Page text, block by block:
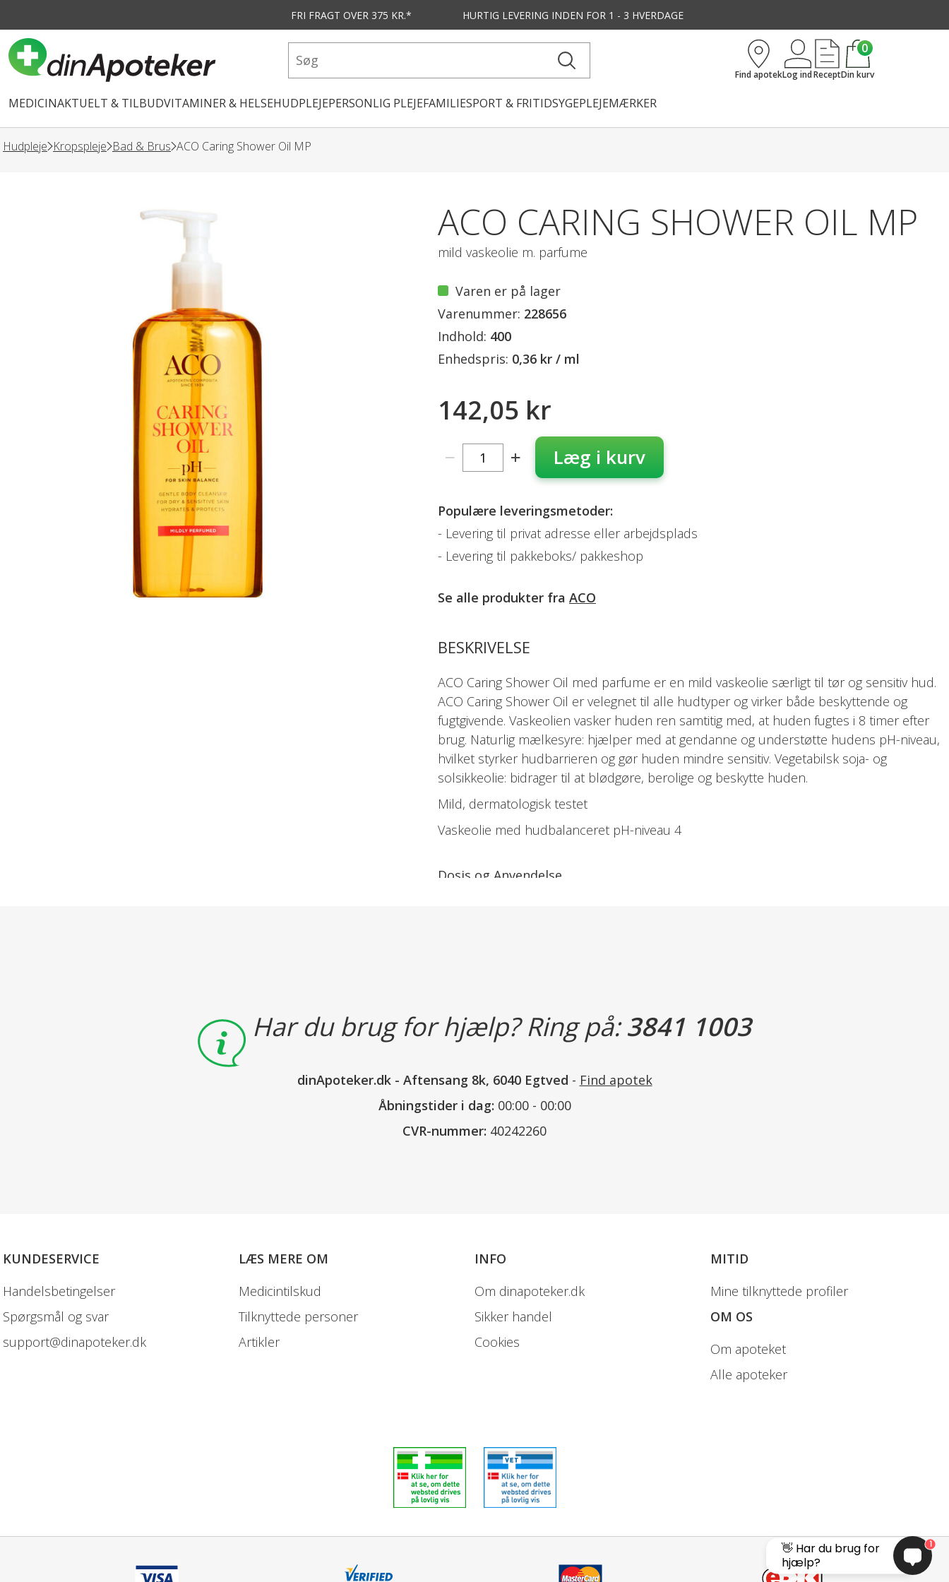
FRI FRAGT OVER 375 KR.* HURTIG LEVERING INDEN FOR 1 - 3 HVERDAGE
MEDICINAKTUELT & TILBUDVITAMINER & HELSEHUDPLEJEPERSONLIG PLEJEFAMILIESPORT & FRITIDSYGEPLEJEMÆRKER
Find apotekLog indRecept
0
Din kurv
Hudpleje Kropspleje Bad & Brus ACO Caring Shower Oil MP
ACO CARING SHOWER OIL MP
mild vaskeolie m. parfume
Varen er på lager
Varenummer: 228656
Indhold: 400
Enhedspris: 0,36 kr / ml
142,05 kr
Læg i kurv
Populære leveringsmetoder:
Levering til privat adresse eller arbejdsplads
Levering til pakkeboks/ pakkeshop
Se alle produkter fra ACO
BESKRIVELSE
ACO Caring Shower Oil med parfume er en mild vaskeolie særligt til tør og sensitiv hud.
ACO Caring Shower Oil er velegnet til alle hudtyper og virker både beskyttende og
fugtgivende. Vaskeolien vasker huden ren samtitig med, at huden fugtes i 8 timer efter
brug. Naturlig mælkesyre: hjælper med at gendanne og understøtte hudens pH-niveau,
hvilket styrker hudbarrieren og gør huden mindre sensitiv. Vegetabilsk soja- og
solsikkeolie: bidrager til at blødgøre, berolige og beskytte huden.
Mild, dermatologisk testet
Vaskeolie med hudbalanceret pH-niveau 4
Dosis og Anvendelse
Hydroxydimethoxy Benzylmalonate, Tocopherol, Lactic Acid, Citric Acid.
Klassificeret som
Læs mere
Har du brug for hjælp? Ring på:3841 1003
dinApoteker.dk- Aftensang 8k, 6040 Egtved - Find apotek
Åbningstider i dag: 00:00 - 00:00
CVR-nummer: 40242260
KUNDESERVICE
Handelsbetingelser
Spørgsmål og svar
support@dinapoteker.dk
LÆS MERE OM
Medicintilskud
Tilknyttede personer
Artikler
INFO
Om dinapoteker.dk
Sikker handel
Cookies
MITID
Mine tilknyttede profiler
OM OS
Om apoteket
Alle apoteker
👋 Har du brug for
hjælp?
1